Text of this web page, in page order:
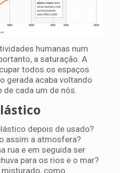
humanas num
a saturação. A
todos os espaços
gerada acaba voltando
cada um de nós.
depois de usado?
assim a atmosfera?
rua e em seguida ser
para os rios e o mar?
misturado, como